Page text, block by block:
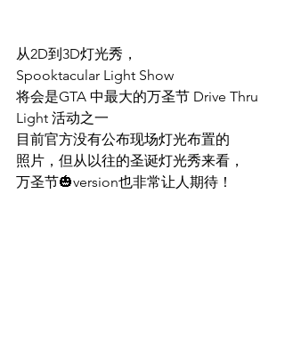
从2D到3D灯光秀，
Spooktacular Light Show
将会是GTA 中最大的万圣节 Drive Thru
Light 活动之一
目前官方没有公布现场灯光布置的
照片，但从以往的圣诞灯光秀来看，
万圣节🎃version也非常让人期待！